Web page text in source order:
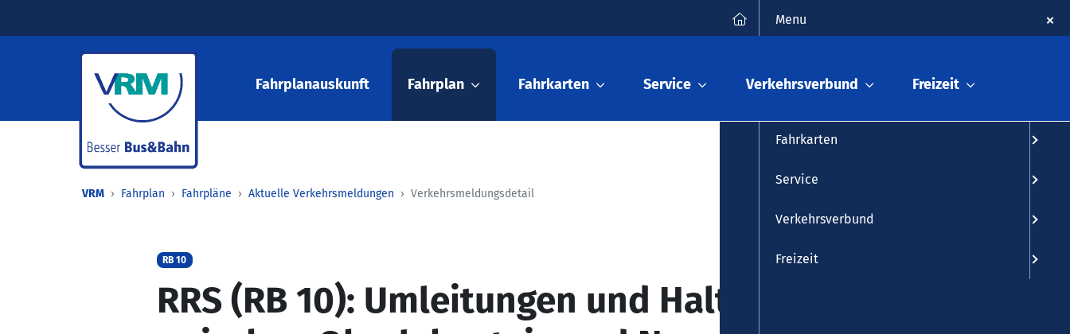
Fahrplanauskunft Fahrplan Fahrkarten Service Verkehrsverbund Freizeit
VRM Fahrplan Fahrpläne Aktuelle Verkehrsmeldungen Verkehrsmeldungsdetail
RB 10
RRS (RB 10): Umleitungen und Haltausfälle
Menu
Fahrkarten
Service
Verkehrsverbund
Freizeit